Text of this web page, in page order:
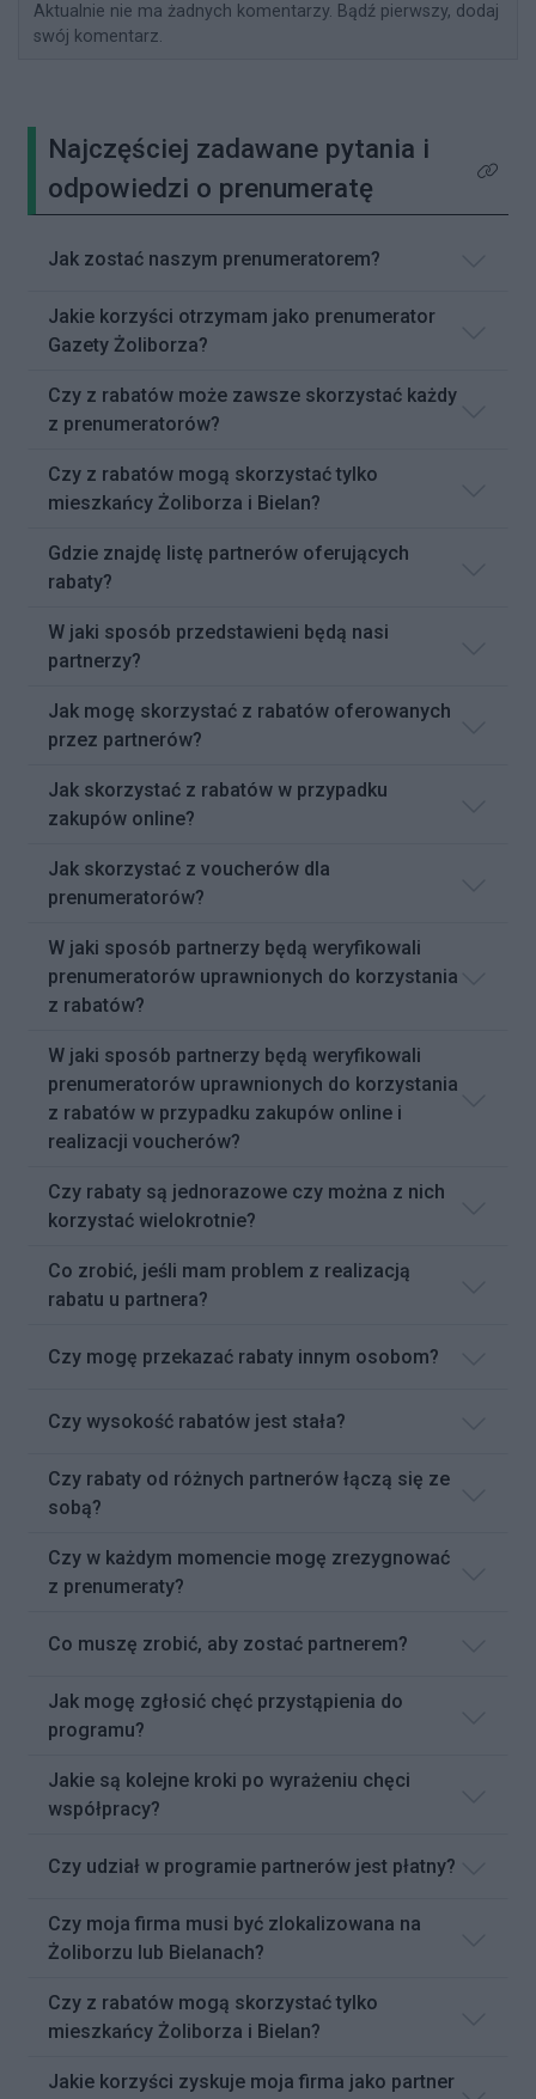
Aktualnie nie ma żadnych komentarzy. Bądź pierwszy, dodaj
swój komentarz.
Najczęściej zadawane pytania i
odpowiedzi o prenumeratę
Kliknij
Jak zostać naszym prenumeratorem?
Jakie korzyści otrzymam jako prenumerator
Gazety Żoliborza?
Czy z rabatów może zawsze skorzystać każdy
z prenumeratorów?
Czy z rabatów mogą skorzystać tylko
mieszkańcy Żoliborza i Bielan?
Gdzie znajdę listę partnerów oferujących
rabaty?
W jaki sposób przedstawieni będą nasi
partnerzy?
Jak mogę skorzystać z rabatów oferowanych
przez partnerów?
Jak skorzystać z rabatów w przypadku
zakupów online?
Jak skorzystać z voucherów dla
prenumeratorów?
W jaki sposób partnerzy będą weryfikowali
prenumeratorów uprawnionych do korzystania
z rabatów?
W jaki sposób partnerzy będą weryfikowali
prenumeratorów uprawnionych do korzystania
z rabatów w przypadku zakupów online i
realizacji voucherów?
Czy rabaty są jednorazowe czy można z nich
korzystać wielokrotnie?
Co zrobić, jeśli mam problem z realizacją
rabatu u partnera?
Czy mogę przekazać rabaty innym osobom?
Czy wysokość rabatów jest stała?
Czy rabaty od różnych partnerów łączą się ze
sobą?
Czy w każdym momencie mogę zrezygnować
z prenumeraty?
Co muszę zrobić, aby zostać partnerem?
Jak mogę zgłosić chęć przystąpienia do
programu?
Jakie są kolejne kroki po wyrażeniu chęci
współpracy?
Czy udział w programie partnerów jest płatny?
Czy moja firma musi być zlokalizowana na
Żoliborzu lub Bielanach?
Czy z rabatów mogą skorzystać tylko
mieszkańcy Żoliborza i Bielan?
Jakie korzyści zyskuje moja firma jako partner